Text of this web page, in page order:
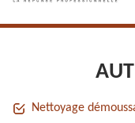
Nettoyage